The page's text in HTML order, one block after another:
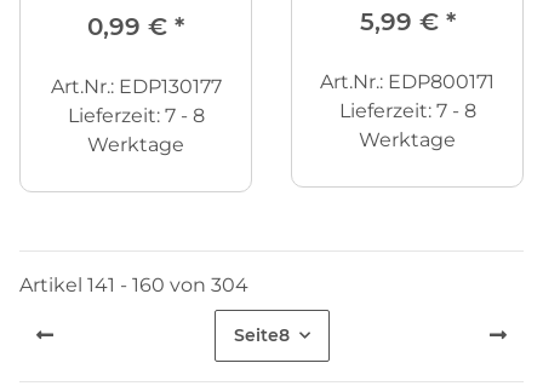
0,99 € *
Art.Nr.: EDP130177
Lieferzeit: 7 - 8
Werktage
5,99 € *
Art.Nr.: EDP800171
Lieferzeit: 7 - 8
Werktage
Artikel 141 - 160 von 304
Seite8